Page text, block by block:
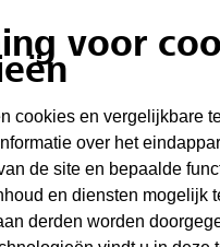
voor
cookies en vergelijkbare
over het
de site en bepaalde
en diensten mogelijk
derden worden
op
te beantwoorden,
Wij komen dan zo
forms. For
there will be